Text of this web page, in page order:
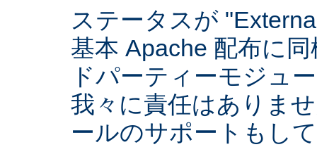
ステータスが
基本 Apache 配布に
ドパーティーモジュ
我々に責任はありま
ールのサポートもし